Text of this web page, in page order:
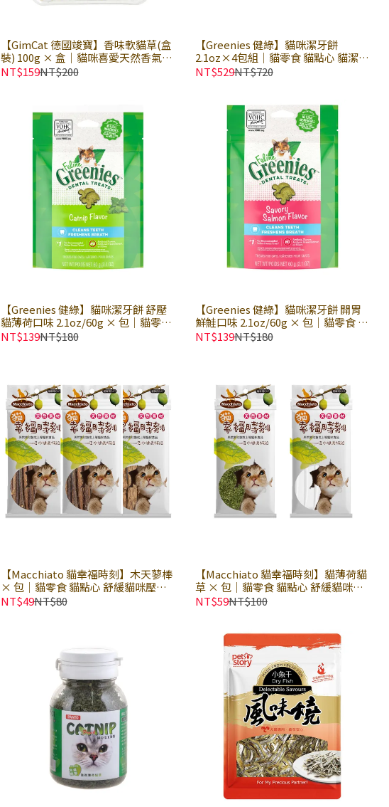
【GimCat 德國竣寶】香味軟貓草(盒
裝) 100g × 盒｜貓咪喜愛天然香氣貓
草 DIY種植新鮮貓草 貓草點心
NT$159NT$200
【Greenies 健綠】貓咪潔牙餅
2.1oz×4包組｜貓零食 貓點心 貓潔牙
餅 健綠潔牙餅
NT$529NT$720
【Greenies 健綠】貓咪潔牙餅 舒壓
貓薄荷口味 2.1oz/60g × 包｜貓零食
貓點心 貓潔牙餅 健綠潔牙餅
NT$139NT$180
【Greenies 健綠】貓咪潔牙餅 開胃
鮮鮭口味 2.1oz/60g × 包｜貓零食 貓
點心 貓潔牙餅 健綠潔牙餅
NT$139NT$180
【Macchiato 貓幸福時刻】木天蓼棒
× 包｜貓零食 貓點心 舒緩貓咪壓力
安撫情緒｜木天蓼棒(細) × 木天蓼棒
NT$49NT$80
【Macchiato 貓幸福時刻】貓薄荷貓
草 × 包｜貓零食 貓點心 舒緩貓咪壓
力 幫助貓咪化毛｜特級貓薄荷 × 特
NT$59NT$100